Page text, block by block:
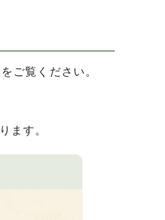
ご覧ください。
ます。